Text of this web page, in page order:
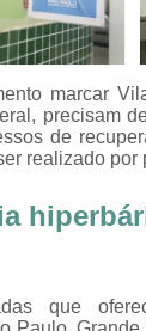
marcar
precisam
de
realizado por
que